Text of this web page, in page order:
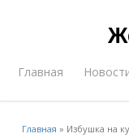
Главная
Главная » Избушка на